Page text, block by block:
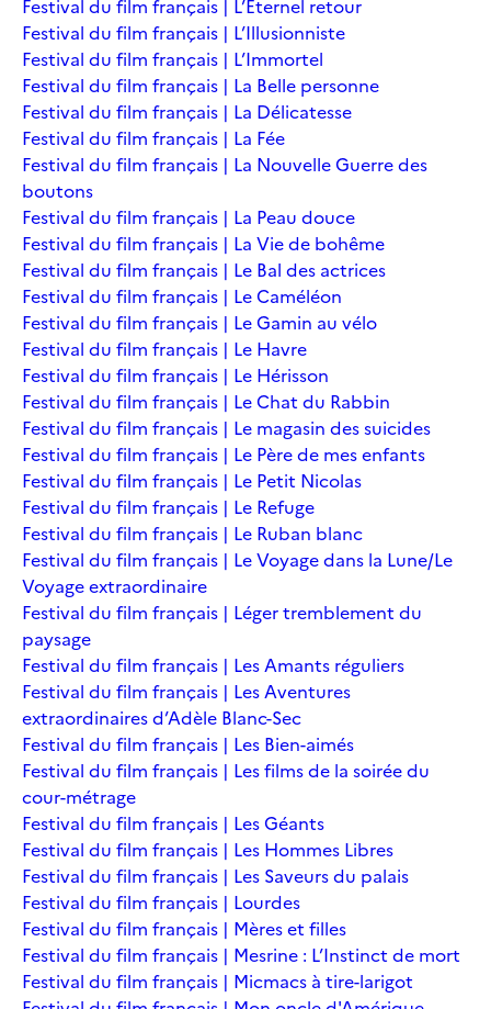
Festival du film français | L’Eternel retour
Festival du film français | L’Illusionniste
Festival du film français | L’Immortel
Festival du film français | La Belle personne
Festival du film français | La Délicatesse
Festival du film français | La Fée
Festival du film français | La Nouvelle Guerre des
boutons
Festival du film français | La Peau douce
Festival du film français | La Vie de bohême
Festival du film français | Le Bal des actrices
Festival du film français | Le Caméléon
Festival du film français | Le Gamin au vélo
Festival du film français | Le Havre
Festival du film français | Le Hérisson
Festival du film français | Le Chat du Rabbin
Festival du film français | Le magasin des suicides
Festival du film français | Le Père de mes enfants
Festival du film français | Le Petit Nicolas
Festival du film français | Le Refuge
Festival du film français | Le Ruban blanc
Festival du film français | Le Voyage dans la Lune/Le
Voyage extraordinaire
Festival du film français | Léger tremblement du
paysage
Festival du film français | Les Amants réguliers
Festival du film français | Les Aventures
extraordinaires d’Adèle Blanc-Sec
Festival du film français | Les Bien-aimés
Festival du film français | Les films de la soirée du
cour-métrage
Festival du film français | Les Géants
Festival du film français | Les Hommes Libres
Festival du film français | Les Saveurs du palais
Festival du film français | Lourdes
Festival du film français | Mères et filles
Festival du film français | Mesrine : L’Instinct de mort
Festival du film français | Micmacs à tire-larigot